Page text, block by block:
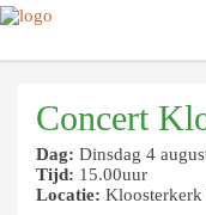
Concert
Dag: Dinsdag 4
Tijd: 15.00uur
Locatie: Kloosterkerk